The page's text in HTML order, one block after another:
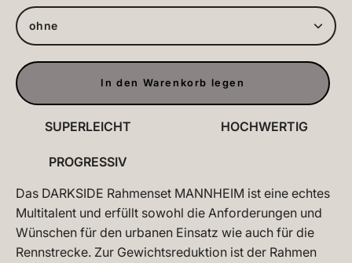
ohne
In den Warenkorb legen
SUPERLEICHT HOCHWERTIG
PROGRESSIV
Das DARKSIDE Rahmenset MANNHEIM ist eine echtes
Multitalent und erfüllt sowohl die Anforderungen und
Wünschen für den urbanen Einsatz wie auch für die
Rennstrecke. Zur Gewichtsreduktion ist der Rahmen